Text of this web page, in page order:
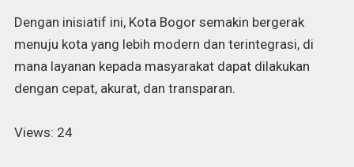
Dengan inisiatif ini, Kota Bogor semakin bergerak
menuju kota yang lebih modern dan terintegrasi, di
mana layanan kepada masyarakat dapat dilakukan
dengan cepat, akurat, dan transparan.
Views: 24